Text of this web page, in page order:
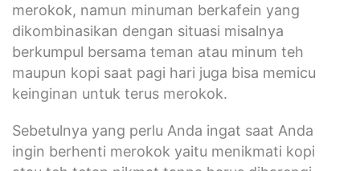
merokok, namun minuman berkafein yang
dikombinasikan dengan situasi misalnya
berkumpul bersama teman atau minum teh
maupun kopi saat pagi hari juga bisa memicu
keinginan untuk terus merokok.
Sebetulnya yang perlu Anda ingat saat Anda
ingin berhenti merokok yaitu menikmati kopi